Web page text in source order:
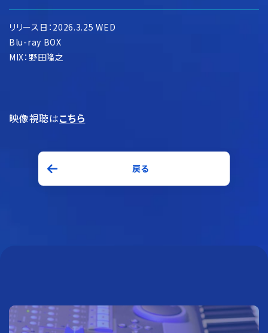
リリース日：2026.3.25 WED
Blu-ray BOX
MIX：野田隆之
映像視聴はこちら
戻る